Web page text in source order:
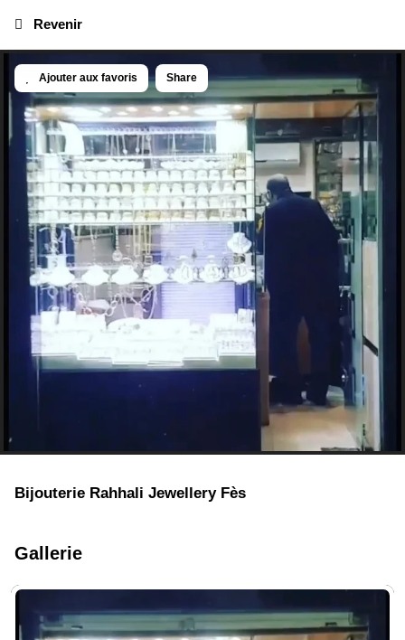
Ajouter aux favoris Share
Bijouterie Rahhali Jewellery Fès
Gallerie
Revenir